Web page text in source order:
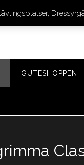
GUTESHOPPEN